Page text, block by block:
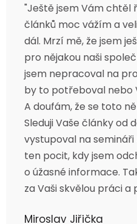
"Ještě jsem Vám chtěl
článků moc vážím a
dál. Mrzí mě, že jsem
pro nějakou naši
jsem nepracoval na
by to potřeboval nebo
A doufám, že se toto
Sleduji Vaše články od
vystupoval na semináři
ten pocit, kdy jsem
o úžasné informace.
za Vaši skvělou práci a
Miroslav Jiřička